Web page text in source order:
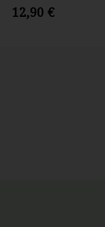
12,90 €